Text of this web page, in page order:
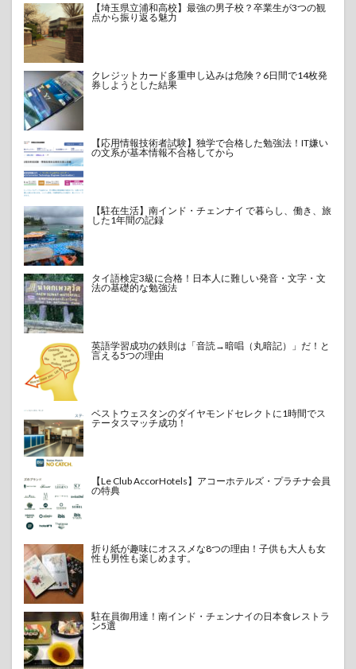
【埼玉県立浦和高校】最強の男子校？卒業生が3つの観
点から振り返る魅力
クレジットカード多重申し込みは危険？6日間で14枚発
券しようとした結果
【応用情報技術者試験】独学で合格した勉強法！IT嫌い
の文系が基本情報不合格してから
【駐在生活】南インド・チェンナイ で暮らし、働き、旅
した1年間の記録
タイ語検定3級に合格！日本人に難しい発音・文字・文
法の基礎的な勉強法
英語学習成功の鉄則は「音読→暗唱（丸暗記）」だ！と
言える5つの理由
ベストウェスタンのダイヤモンドセレクトに1時間でス
テータスマッチ成功！
【Le Club AccorHotels】アコーホテルズ・プラチナ会員
の特典
折り紙が趣味にオススメな8つの理由！子供も大人も女
性も男性も楽しめます。
駐在員御用達！南インド・チェンナイの日本食レストラ
ン5選